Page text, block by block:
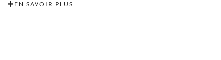
EN SAVOIR PLUS